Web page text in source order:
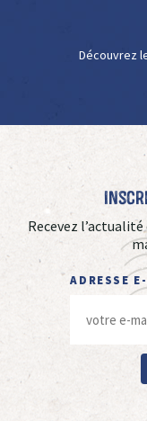
Découvrez
Recevez
ADRESSE